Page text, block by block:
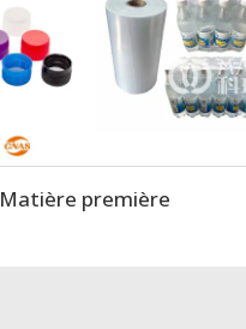
Matière première